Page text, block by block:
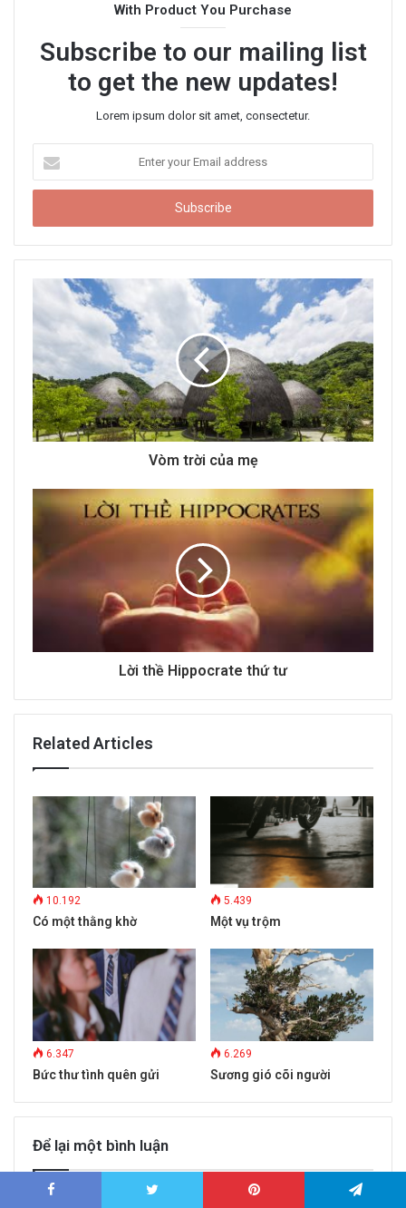
e
With Product You Purchase
Subscribe to our mailing list
to get the new updates!
Lorem ipsum dolor sit amet, consectetur.
t
r
y
E
a
i
l
a
d
Vòm trời của mẹ
Lời thề Hippocrate thứ tư
Related Articles
10.192
Có một thằng khờ
5.439
Một vụ trộm
6.347
Bức thư tình quên gửi
6.269
Sương gió cõi người
Để lại một bình luận